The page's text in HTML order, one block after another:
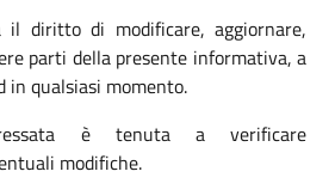
diritto di modificare, aggiornare,
parti della presente informativa, a
in qualsiasi momento.
è tenuta a verificare
modifiche.